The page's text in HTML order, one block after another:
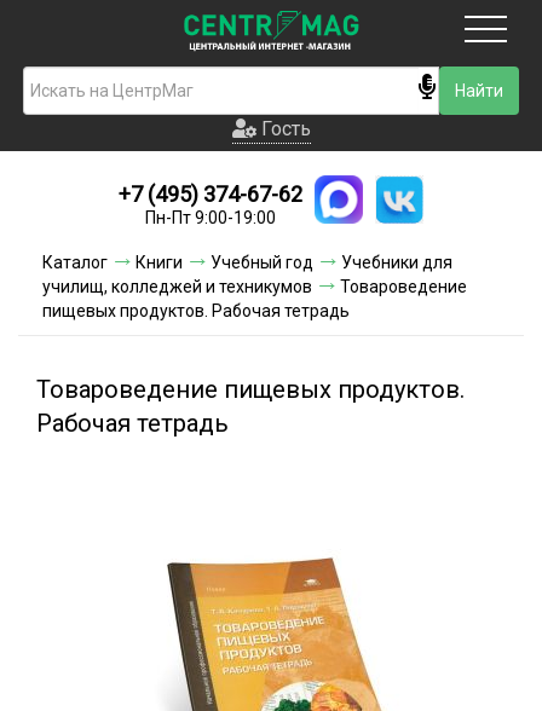
Гость
Новинки
Условия доставки
Условия оплаты
Гость
+7 (495) 374-67-62
Пн-Пт 9:00-19:00
Каталог Книги Учебный год
Учебники для
училищ, колледжей и техникумов
Товароведение
пищевых продуктов. Рабочая тетрадь
Товароведение пищевых продуктов.
Рабочая тетрадь